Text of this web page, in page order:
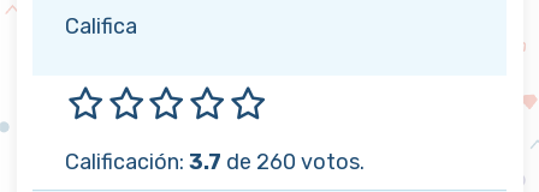
Califica
Calificación: 3.7 de 260 votos.